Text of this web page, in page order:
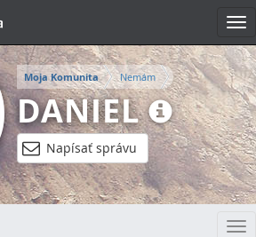
Moja Komunita Nemám
DANIEL
Napísať správu